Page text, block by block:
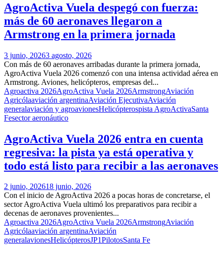
AgroActiva Vuela despegó con fuerza:
más de 60 aeronaves llegaron a
Armstrong en la primera jornada
3 junio, 20263 agosto, 2026
Con más de 60 aeronaves arribadas durante la primera jornada,
AgroActiva Vuela 2026 comenzó con una intensa actividad aérea en
Armstrong. Aviones, helicópteros, empresas del...
Agroactiva 2026AgroActiva Vuela 2026ArmstrongAviación
Agricólaaviación argentinaAviación EjecutivaAviación
generalaviación y agroavionesHelicópterospista AgroActivaSanta
Fesector aeronáutico
AgroActiva Vuela 2026 entra en cuenta
regresiva: la pista ya está operativa y
todo está listo para recibir a las aeronaves
2 junio, 202618 junio, 2026
Con el inicio de AgroActiva 2026 a pocas horas de concretarse, el
sector AgroActiva Vuela ultimó los preparativos para recibir a
decenas de aeronaves provenientes...
Agroactiva 2026AgroActiva Vuela 2026ArmstrongAviación
Agricólaaviación argentinaAviación
generalavionesHelicópterosJP1PilotosSanta Fe